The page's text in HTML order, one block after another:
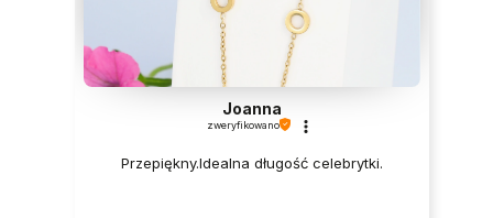
Joanna
zweryfikowano
Przepiękny.Idealna długość celebrytki.